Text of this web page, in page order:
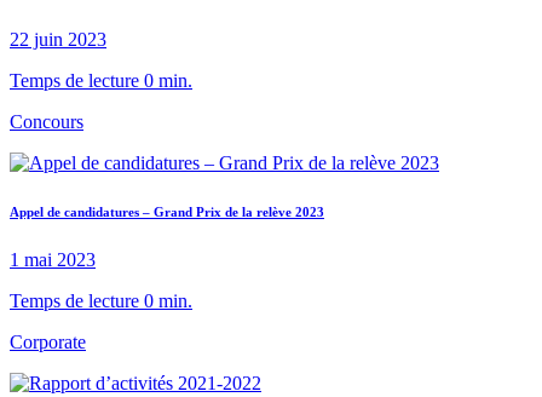
22 juin 2023
Temps de lecture 0 min.
Concours
Appel de candidatures – Grand Prix de la relève 2023
1 mai 2023
Temps de lecture 0 min.
Corporate